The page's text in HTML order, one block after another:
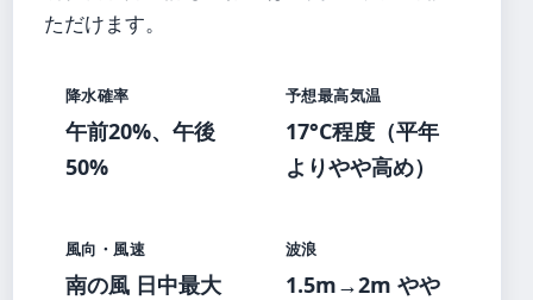
ただけます。
降水確率
午前20%、午後
50%
予想最高気温
17°C程度（平年
よりやや高め）
風向・風速
南の風 日中最大
波浪
1.5m→2m やや